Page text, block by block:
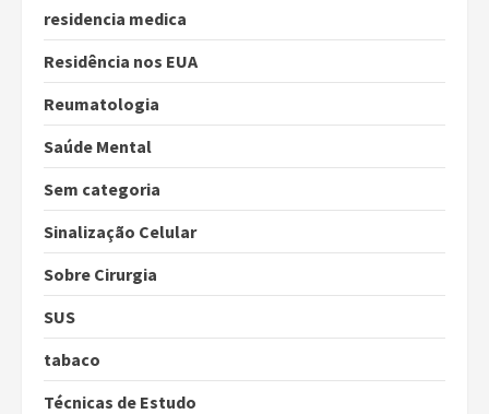
residencia medica
Residência nos EUA
Reumatologia
Saúde Mental
Sem categoria
Sinalização Celular
Sobre Cirurgia
SUS
tabaco
Técnicas de Estudo